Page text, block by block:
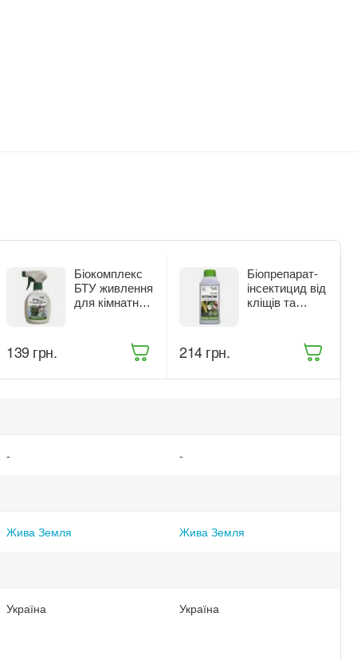
Біокомплекс
БТУ живлення
для кімнатних
спрей 300 мл
‍139‍ грн.
Біопрепарат-
інсектицид від
кліщів та
Жива Земля
Бітоксик 500
‍214‍грн.
- -
Жива Земля Жива Земля
Україна Україна